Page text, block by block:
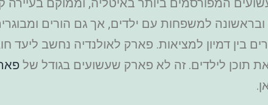
למשפחות עם ילדים, אך גם הורים ומבוגרים
בין דמיון למציאות. פארק לאולנדיה נחשב ליעד
תוכן לילדים. זה לא פארק שעשועים בגודל של